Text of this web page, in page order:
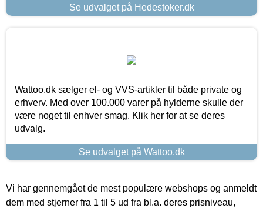
Se udvalget på Hedestoker.dk
Wattoo.dk sælger el- og VVS-artikler til både private og
erhverv. Med over 100.000 varer på hylderne skulle der
være noget til enhver smag. Klik her for at se deres
udvalg.
Se udvalget på Wattoo.dk
Vi har gennemgået de mest populære webshops og anmeldt
dem med stjerner fra 1 til 5 ud fra bl.a. deres prisniveau,